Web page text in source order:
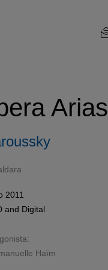
Arias
2011
and Digital
Haïm